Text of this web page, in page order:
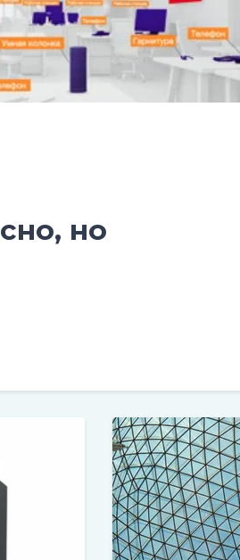
но